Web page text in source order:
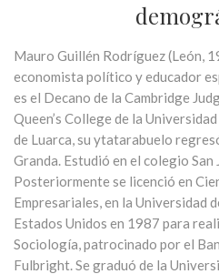
Mauro Guillén Rodríguez (León,
economista político y educador
es el Decano de la Cambridge
Queen’s College de la
de Luarca, su ytatarabuelo
Granda. Estudió en el colegio San
Posteriormente se licenció en
Empresariales, en la Universidad
Estados Unidos en 1987 para
Sociología, patrocinado por el
Fulbright. Se graduó de la